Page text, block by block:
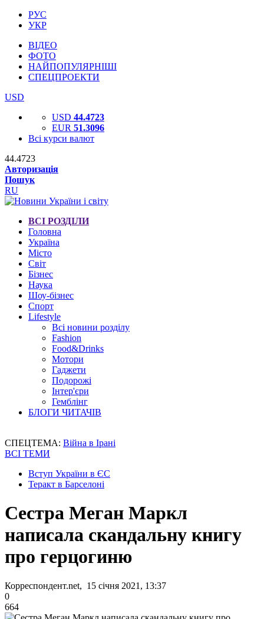
РУС
УКР
ВІДЕО
ФОТО
НАЙПОПУЛЯРНІШІ
СПЕЦПРОЕКТИ
USD
USD 44.4723
EUR 51.3096
Всі курси валют
44.4723
Авторизація
Пошук
RU
ВСІ РОЗДІЛИ
Головна
Україна
Місто
Світ
Бізнес
Наука
Шоу-бізнес
Спорт
Lifestyle
Всі новини розділу
Fashion
Food&Drinks
Мотори
Гаджети
Подорожі
Інтер'єри
Гемблінг
БЛОГИ ЧИТАЧІВ
СПЕЦТЕМА: Війна в Ірані
ВСІ ТЕМИ
Вступ України в ЄС
Теракт в Барселоні
Сестра Меган Маркл
написала скандальну книгу
про герцогиню
Корреспондент.net, 15 січня 2021, 13:37
0
664